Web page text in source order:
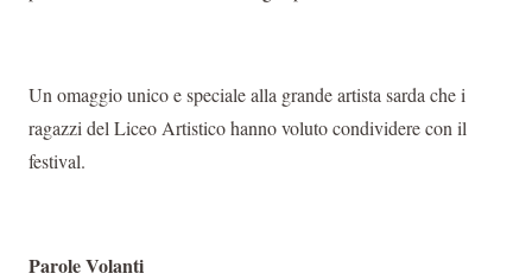
Un omaggio unico e speciale alla grande artista sarda che i
ragazzi del Liceo Artistico hanno voluto condividere con il
festival.
Parole Volanti